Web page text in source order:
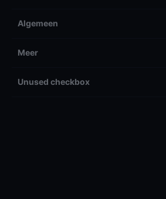
Algemeen
Meer
Unused checkbox